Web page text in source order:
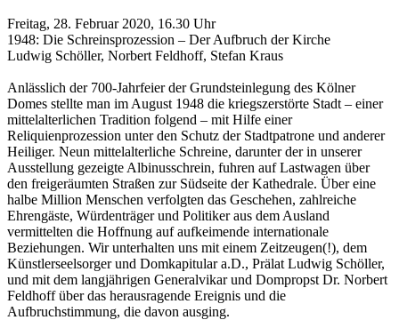
Freitag, 28. Februar 2020, 16.30 Uhr
1948: Die Schreinsprozession – Der Aufbruch der Kirche
Ludwig Schöller, Norbert Feldhoff, Stefan Kraus
Anlässlich der 700-Jahrfeier der Grundsteinlegung des Kölner
Domes stellte man im August 1948 die kriegszerstörte Stadt – einer
mittelalterlichen Tradition folgend – mit Hilfe einer
Reliquienprozession unter den Schutz der Stadtpatrone und anderer
Heiliger. Neun mittelalterliche Schreine, darunter der in unserer
Ausstellung gezeigte Albinusschrein, fuhren auf Lastwagen über
den freigeräumten Straßen zur Südseite der Kathedrale. Über eine
halbe Million Menschen verfolgten das Geschehen, zahlreiche
Ehrengäste, Würdenträger und Politiker aus dem Ausland
vermittelten die Hoffnung auf aufkeimende internationale
Beziehungen. Wir unterhalten uns mit einem Zeitzeugen(!), dem
Künstlerseelsorger und Domkapitular a.D., Prälat Ludwig Schöller,
und mit dem langjährigen Generalvikar und Dompropst Dr. Norbert
Feldhoff über das herausragende Ereignis und die
Aufbruchstimmung, die davon ausging.